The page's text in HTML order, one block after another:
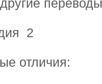
2
отличия: